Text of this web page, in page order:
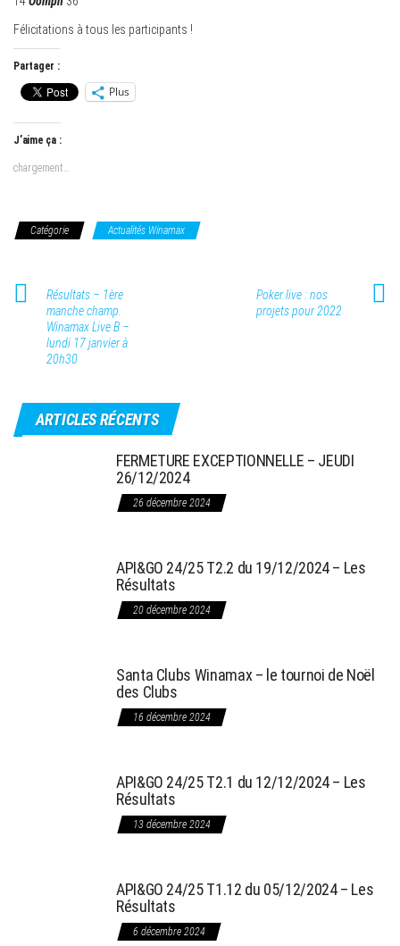
Félicitations à tous les participants !
Partager :
Plus
J’aime ça :
chargement…
Catégorie Actualités Winamax
Résultats – 1ère
manche champ.
Winamax Live B –
lundi 17 janvier à
20h30
Poker live : nos
projets pour 2022
ARTICLES RÉCENTS
FERMETURE EXCEPTIONNELLE – JEUDI
26/12/2024
26 décembre 2024
API&GO 24/25 T2.2 du 19/12/2024 – Les
Résultats
20 décembre 2024
Santa Clubs Winamax – le tournoi de Noël
des Clubs
16 décembre 2024
API&GO 24/25 T2.1 du 12/12/2024 – Les
Résultats
13 décembre 2024
API&GO 24/25 T1.12 du 05/12/2024 – Les
Résultats
6 décembre 2024